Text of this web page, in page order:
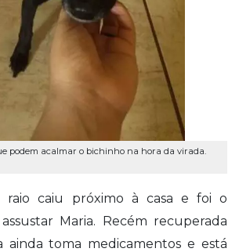
podem acalmar o bichinho na hora da virada.
raio caiu próximo à casa e foi o
Maria. Recém recuperada
ainda toma medicamentos e está